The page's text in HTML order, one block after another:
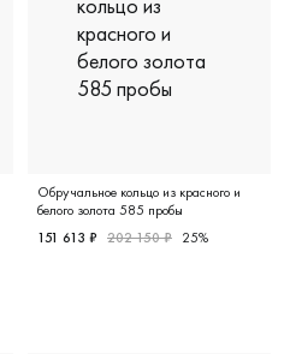
Обручальное кольцо из красного и
белого золота 585 пробы
151 613 ₽ 202 150 ₽ 25%